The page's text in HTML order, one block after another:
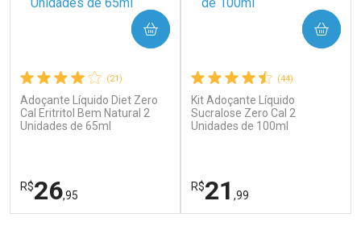
Ativar Desconto
Comprar sem Desconto
Ativar Desconto
Comprar sem Desconto
(21)
Adoçante Líquido Diet Zero
Cal Eritritol Bem Natural 2
Unidades de 65ml
R$26,95
COMPRAR
(44)
Kit Adoçante Líquido
Sucralose Zero Cal 2
Unidades de 100ml
R$21 ,99
COMPRAR